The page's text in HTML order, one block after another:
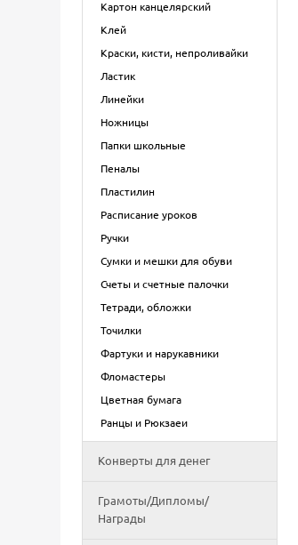
Картон канцелярский
Клей
Краски, кисти, непроливайки
Ластик
Линейки
Ножницы
Папки школьные
Пеналы
Пластилин
Расписание уроков
Ручки
Сумки и мешки для обуви
Счеты и счетные палочки
Тетради, обложки
Точилки
Фартуки и нарукавники
Фломастеры
Цветная бумага
Ранцы и Рюкзаеи
Конверты для денег
Грамоты/Дипломы/
Награды